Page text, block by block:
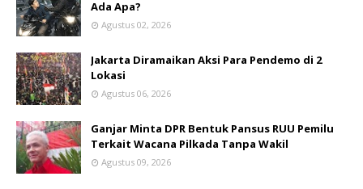
Ada Apa?
Agustus 02, 2026
Jakarta Diramaikan Aksi Para Pendemo di 2
Lokasi
Agustus 06, 2026
Ganjar Minta DPR Bentuk Pansus RUU Pemilu
Terkait Wacana Pilkada Tanpa Wakil
Agustus 09, 2026